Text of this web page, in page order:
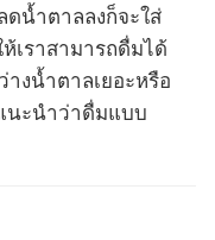
ดน้ำตาลลงก็จะใส่
เราสามารถดื่มได้
งน้ำตาลเยอะหรือ
นะนำว่าดื่มแบบ